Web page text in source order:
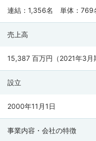
情
連結：1,356名 単体：769
売上高
15,387 百万円（2021年3月
設立
2000年11月1日
事業内容・会社の特徴